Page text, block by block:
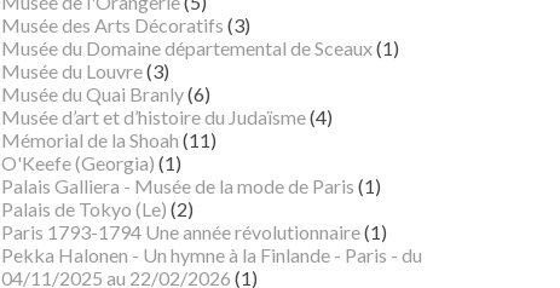
Musée des Arts Décoratifs (3)
Musée du Domaine départemental de Sceaux(1)
Musée du Louvre(3)
Musée du Quai Branly(6)
Musée d’art et d’histoire du Judaïsme(4)
Mémorial de la Shoah (11)
O'Keefe (Georgia) (1)
Palais Galliera - Musée de la mode de Paris (1)
Palais de Tokyo (Le) (2)
Paris 1793-1794 Une année révolutionnaire(1)
Pekka Halonen - Un hymne à la Finlande - Paris - du
04/11/2025 au 22/02/2026 (1)